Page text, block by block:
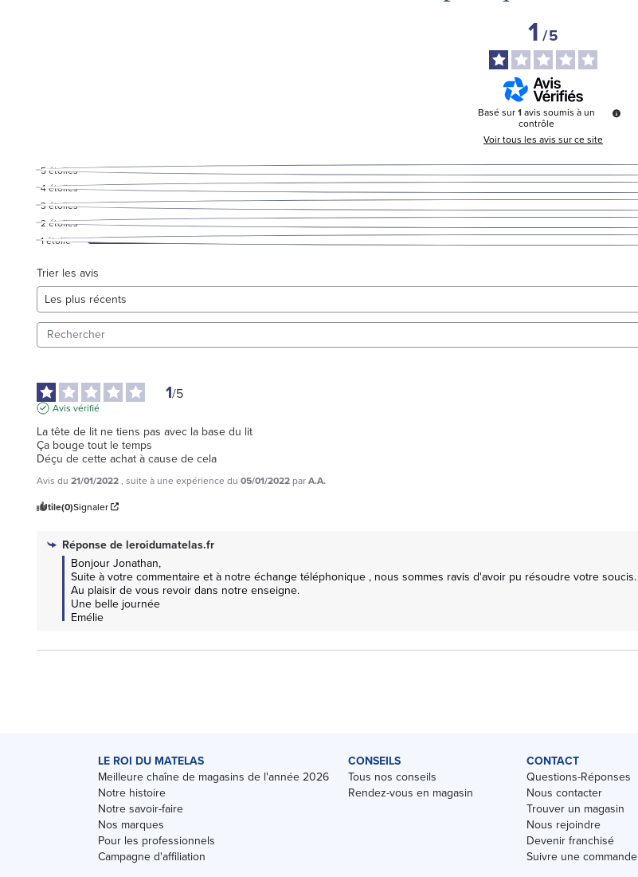
1/5
Basé sur1 avis soumis à un
contrôle
Voir tous les avis sur ce site
5étoiles
4étoiles
3 étoiles
2étoiles
1étoile
Trier les avis
1/5
Avis vérifié
La tête de lit ne tiens pas avec la base du lit
Ça bouge tout le temps
Déçu de cette achat à cause de cela
Avis du 21/01/2022, suite à une expérience du 05/01/2022 parA.A.
Utile(0)Signaler
Réponse de leroidumatelas.fr
Bonjour Jonathan,
Suite à votre commentaire et à notre échange téléphonique , nous sommes ravis d'avoir pu résoudre votre
Au plaisir de vous revoir dans notre enseigne.
Une belle journée
Emélie
LE ROI DU MATELAS
Meilleure chaîne de magasins de l'année 2026
Notre histoire
Notre savoir-faire
Nos marques
Pour les professionnels
Campagne d'affiliation
CONSEILS
Tous nos conseils
Rendez-vous en magasin
CONTACT
Questions-Réponses
Nous contacter
Trouver un magasin
Nous rejoindre
Devenir franchisé
Suivre une commande